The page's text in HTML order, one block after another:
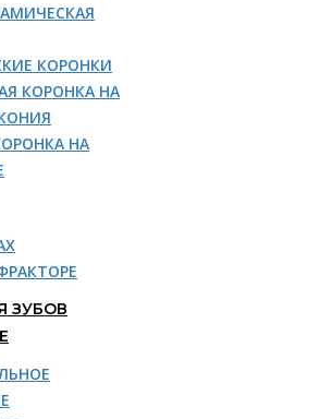
КОРОНКИ
КОРОНКА НА
НА
ЗУБОВ